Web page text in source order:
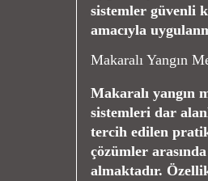
sistemler güvenli
amacıyla
Makaralı Yangın
Makaralı yangın
sistemleri dar
tercih edilen
çözümler
almaktadır.